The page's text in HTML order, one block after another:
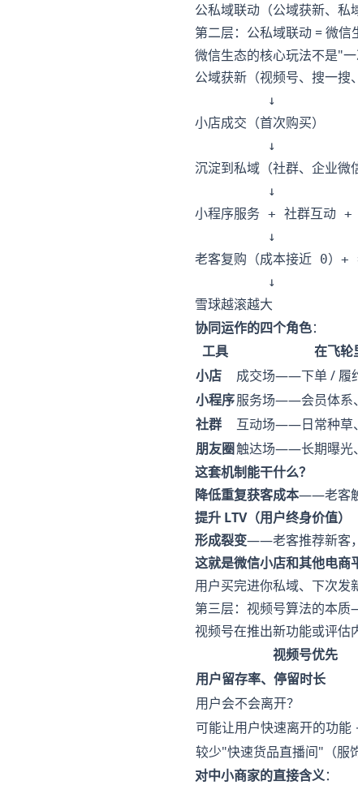
公私域联动（公域获新、私
第二层：公私域联动 = 微信
微信生态的核心玩法不是"
公域获新（视频号、搜一搜
         ↓
小店成交（首次购买）
         ↓
沉淀到私域（社群、企业微
         ↓
小程序服务 + 社群互动 +
         ↓
老客复购（成本接近 0）+
         ↓
协同运作的四个角色：
工具
在飞轮
小店
成交场——下单 / 履
小程序服务场——会员体系
社群
互动场——日常种草
朋友圈触达场——长期曝光
这套机制能干什么？
降低重复获客成本——老客
提升 LTV（用户终身价值）
形成裂变——老客推荐新客
这就是微信小店和其他电商
用户买完进你私域、下次发
第三层：视频号算法的本
视频号在推出新功能或评估
视频号优先
用户留存率、停留时长
用户会不会离开？
可能让用户快速离开的功
较少"快速货品直播间"（服
对中小商家的直接含义：